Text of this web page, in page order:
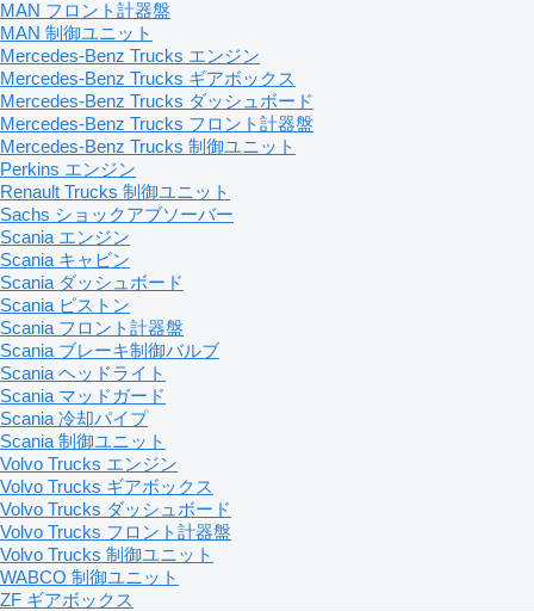
MAN フロント計器盤
MAN 制御ユニット
Mercedes-Benz Trucks エンジン
Mercedes-Benz Trucks ギアボックス
Mercedes-Benz Trucks ダッシュボード
Mercedes-Benz Trucks フロント計器盤
Mercedes-Benz Trucks 制御ユニット
Perkins エンジン
Renault Trucks 制御ユニット
Sachs ショックアブソーバー
Scania エンジン
Scania キャビン
Scania ダッシュボード
Scania ピストン
Scania フロント計器盤
Scania ブレーキ制御バルブ
Scania ヘッドライト
Scania マッドガード
Scania 冷却パイプ
Scania 制御ユニット
Volvo Trucks エンジン
Volvo Trucks ギアボックス
Volvo Trucks ダッシュボード
Volvo Trucks フロント計器盤
Volvo Trucks 制御ユニット
WABCO 制御ユニット
ZF ギアボックス